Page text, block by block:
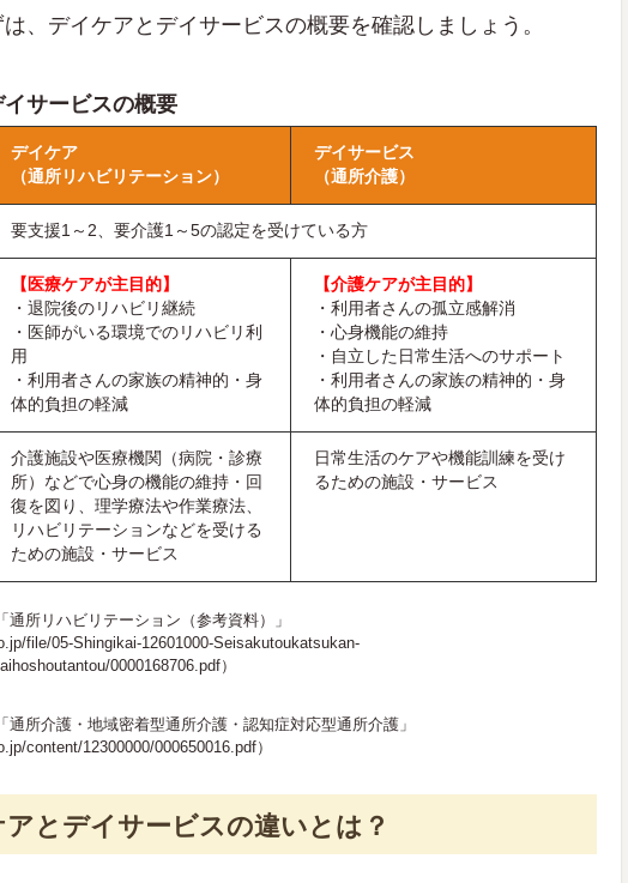
、デイケアとデイサービスの概要を確認しましょう。
サービスの概要
デイケア
（通所リハビリテーション）
デイサービス
（通所介護）
要支援1～2、要介護1～5の認定を受けている方
【医療ケアが主目的】
・退院後のリハビリ継続
・医師がいる環境でのリハビリ利
用
・利用者さんの家族の精神的・身
体的負担の軽減
【介護ケアが主目的】
・利用者さんの孤立感解消
・心身機能の維持
・自立した日常生活へのサポート
・利用者さんの家族の精神的・身
体的負担の軽減
介護施設や医療機関（病院・診療
所）などで心身の機能の維持・回
復を図り、理学療法や作業療法、
リハビリテーションなどを受ける
ための施設・サービス
日常生活のケアや機能訓練を受け
るための施設・サービス
通所リハビリテーション（参考資料）」
file/05-Shingikai-12601000-Seisakutoukatsukan-
0000168706.pdf）
通所介護・地域密着型通所介護・認知症対応型通所介護」
content/12300000/000650016.pdf）
とデイサービスの違いとは？